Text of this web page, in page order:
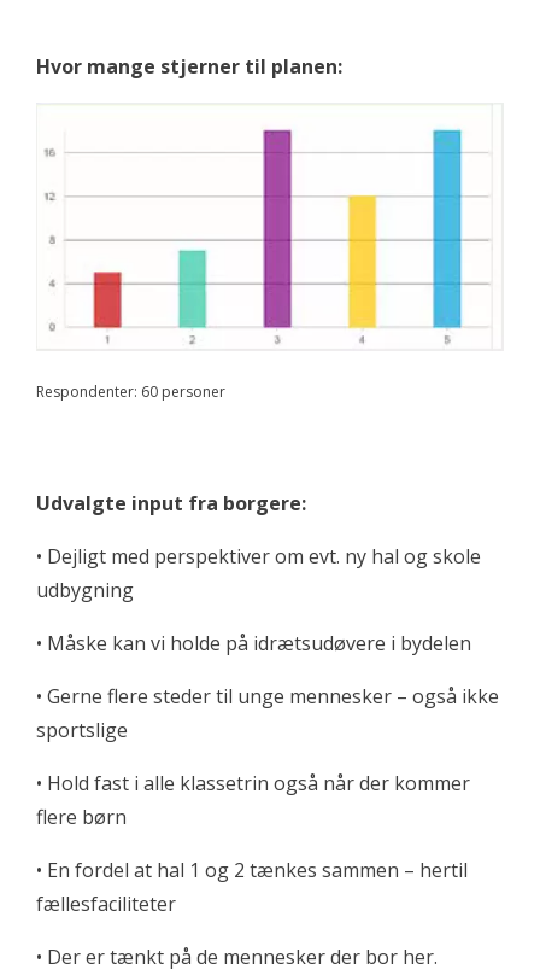
Hvor mange stjerner til planen:
Respondenter: 60 personer
Udvalgte input fra borgere:
• Dejligt med perspektiver om evt. ny hal og skole
udbygning
• Måske kan vi holde på idrætsudøvere i bydelen
• Gerne flere steder til unge mennesker – også ikke
sportslige
• Hold fast i alle klassetrin også når der kommer
flere børn
• En fordel at hal 1 og 2 tænkes sammen – hertil
fællesfaciliteter
• Der er tænkt på de mennesker der bor her.